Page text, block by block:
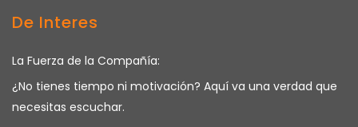
De Interes
La Fuerza de la Compañía:
¿No tienes tiempo ni motivación? Aquí va una verdad que
necesitas escuchar.